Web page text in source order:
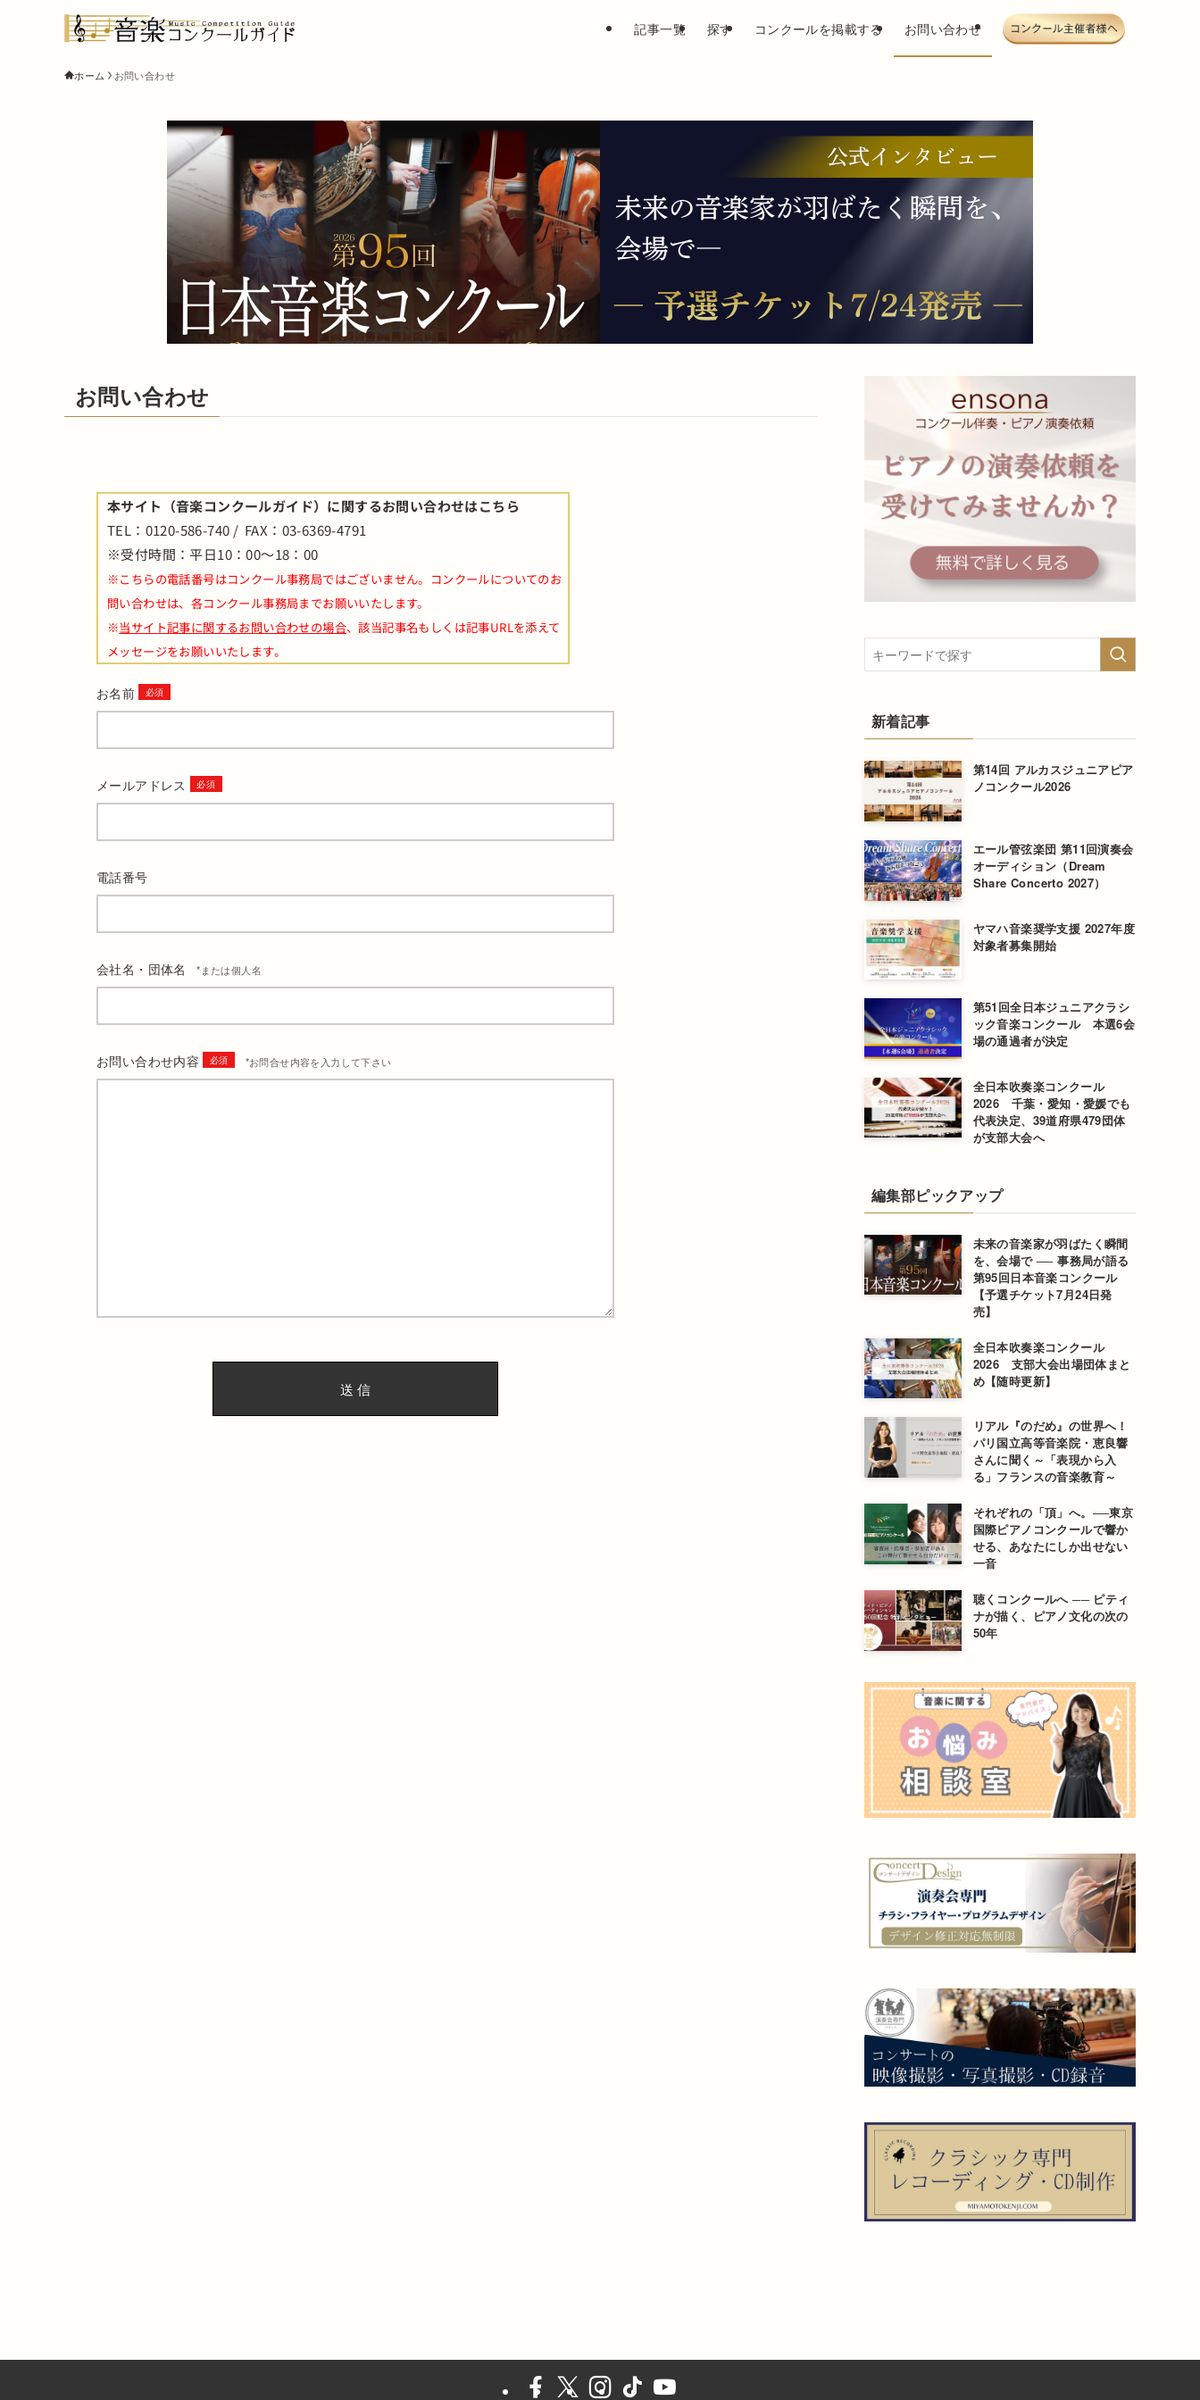
記事一覧 探す コンクールを掲載する お問い合わせ
ホーム お問い合わせ
お問い合わせ
本サイト（音楽コンクールガイド）に関するお問い合わせはこちら
TEL：0120-586-740 / FAX：03-6369-4791
※受付時間：平日10：00～18：00
※こちらの電話番号はコンクール事務局ではございません。コンクールについてのお
問い合わせは、各コンクール事務局までお願いいたします。
※当サイト記事に関するお問い合わせの場合、該当記事名もしくは記事URLを添えて
メッセージをお願いいたします。
お名前
メールアドレス
電話番号
会社名・団体名 *または個人名
お問い合わせ内容 *お問合せ内容を入力して下さい
新着記事
第14回 アルカスジュニアピア
ノコンクール2026
エール管弦楽団 第11回演奏会
オーディション（Dream
Share Concerto 2027）
ヤマハ音楽奨学支援 2027年度
対象者募集開始
第51回全日本ジュニアクラシ
ック音楽コンクール 本選6会
場の通過者が決定
全日本吹奏楽コンクール
2026 千葉・愛知・愛媛でも
代表決定、39道府県479団体
が支部大会へ
編集部ピックアップ
未来の音楽家が羽ばたく瞬間
を、会場で ── 事務局が語る
第95回日本音楽コンクール
【予選チケット7月24日発
売】
全日本吹奏楽コンクール
2026 支部大会出場団体まと
め【随時更新】
リアル『のだめ』の世界へ！
パリ国立高等音楽院・恵良響
さんに聞く～「表現から入
る」フランスの音楽教育～
それぞれの「頂」へ。──東京
国際ピアノコンクールで響か
せる、あなたにしか出せない
一音
聴くコンクールへ ── ピティ
ナが描く、ピアノ文化の次の
50年